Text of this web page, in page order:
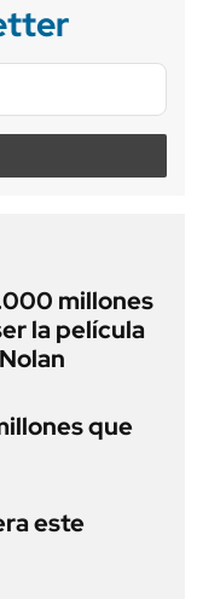
millones
la película
que
este